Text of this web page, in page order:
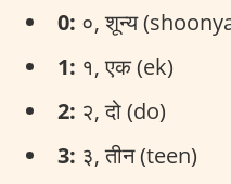
0: ०, शून्य
1: १, एक (ek)
2: २, दो (do)
3: ३, तीन (teen)